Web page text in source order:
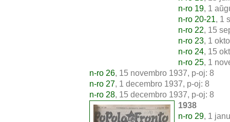
n-ro 19, 1
n-ro 20-21, 1
n-ro 22, 15
n-ro 23, 1
n-ro 24, 15
n-ro 25, 1
n-ro 26, 15 novembro 1937, p-oj: 8
n-ro 27, 1 decembro 1937, p-oj: 8
n-ro 28, 15 decembro 1937, p-oj: 8
1938
n-ro 29, 1